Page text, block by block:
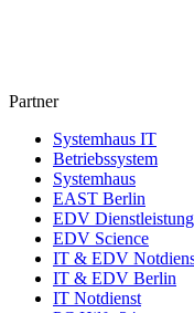
Partner
Systemhaus IT
Betriebssystem
Systemhaus
EAST Berlin
EDV
EDV Science
IT & EDV
IT & EDV Berlin
IT Notdienst